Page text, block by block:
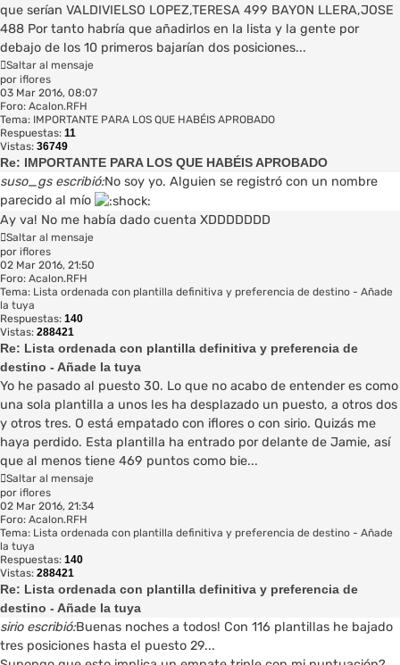
que serían VALDIVIELSO LOPEZ,TERESA 499 BAYON LLERA,JOSE
488 Por tanto habría que añadirlos en la lista y la gente por
debajo de los 10 primeros bajarían dos posiciones...
Saltar al mensaje
por iflores
03 Mar 2016, 08:07
Foro: Acalon.RFH
Tema: IMPORTANTE PARA LOS QUE HABÉIS APROBADO
Respuestas: 11
Vistas: 36749
Re: IMPORTANTE PARA LOS QUE HABÉIS APROBADO
suso_gs escribió:No soy yo. Alguien se registró con un nombre
parecido al mío
Ay va! No me había dado cuenta XDDDDDDD
Saltar al mensaje
por iflores
02 Mar 2016, 21:50
Foro: Acalon.RFH
Tema: Lista ordenada con plantilla definitiva y preferencia de destino - Añade
la tuya
Respuestas: 140
Vistas: 288421
Re: Lista ordenada con plantilla definitiva y preferencia de
destino - Añade la tuya
Yo he pasado al puesto 30. Lo que no acabo de entender es como
una sola plantilla a unos les ha desplazado un puesto, a otros dos
y otros tres. O está empatado con iflores o con sirio. Quizás me
haya perdido. Esta plantilla ha entrado por delante de Jamie, así
que al menos tiene 469 puntos como bie...
Saltar al mensaje
por iflores
02 Mar 2016, 21:34
Foro: Acalon.RFH
Tema: Lista ordenada con plantilla definitiva y preferencia de destino - Añade
la tuya
Respuestas: 140
Vistas: 288421
Re: Lista ordenada con plantilla definitiva y preferencia de
destino - Añade la tuya
sirio escribió:Buenas noches a todos! Con 116 plantillas he bajado
tres posiciones hasta el puesto 29...